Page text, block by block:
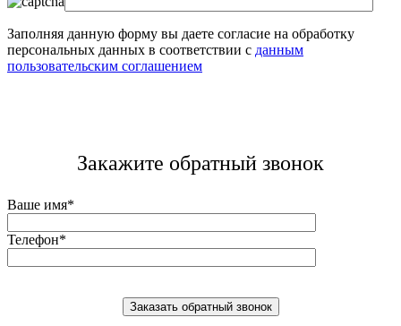
Заполняя данную форму вы даете согласие на обработку
персональных данных в соответствии с данным
пользовательским соглашением
Закажите обратный звонок
Ваше имя*
Телефон*